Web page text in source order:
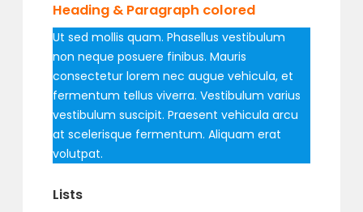
Heading & Paragraph colored
Ut sed mollis quam. Phasellus vestibulum
non neque posuere finibus. Mauris
consectetur lorem nec augue vehicula, et
fermentum tellus viverra. Vestibulum varius
vestibulum suscipit. Praesent vehicula arcu
at scelerisque fermentum. Aliquam erat
volutpat.
Lists